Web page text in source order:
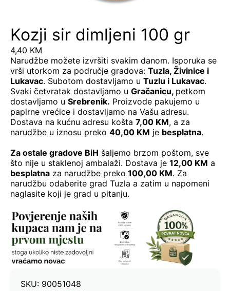
Kozji sir dimljeni 100 gr
4,40 KM
Narudžbe možete izvršiti svakim danom. Isporuka se
vrši utorkom za područje gradova: Tuzla, Živinice i
Lukavac. Subotom dostavljamo u Tuzlu i Lukavac.
Svaki četvratak dostavljamo u Gračanicu, petkom
dostavljamo u Srebrenik. Proizvode pakujemo u
papirne vrećice i dostavljamo na Vašu adresu.
Dostava na kućnu adresu košta 7,00 KM, a za
narudžbe u iznosu preko 40,00 KM je besplatna.
Za ostale gradove BiH šaljemo brzom poštom, sve
što nije u staklenoj ambalaži. Dostava je 12,00 KM a
besplatna za narudžbe preko 100,00 KM. Za
narudžbu odaberite grad Tuzla a zatim u napomeni
naglasite koji je grad u pitanju.
SKU: 90051048